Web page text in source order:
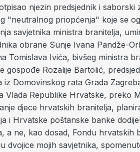
njezin predsjednik i
"neutralnog priopćenja" koje se
savjetnika ministra branitelja,
obrane Sunje Ivana Pandže-
Tomislava Ivića, bivšeg ministra
gospođe Rozalije Bartolić,
iz Domovinskog rata Grada
Vlada Republike Hrvatske, preko
djece hrvatskih branitelja,
i Hrvatske poštanske banke
a ne, kao dosad, Fondu hrvatskih
dvojice mojih savjetnika,